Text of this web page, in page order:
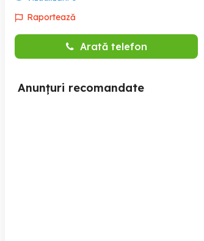
Raportează
Arată telefon
Anunțuri recomandate